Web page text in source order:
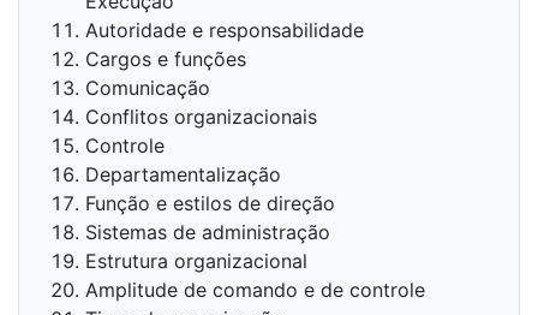
Autoridade e responsabilidade
Cargos e funções
Comunicação
Conflitos organizacionais
Controle
Departamentalização
Função e estilos de direção
Sistemas de administração
Estrutura organizacional
Amplitude de comando e de controle